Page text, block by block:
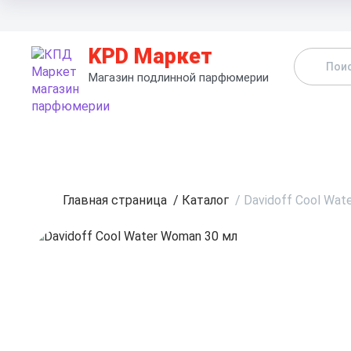
KPD Маркет
Магазин подлинной парфюмерии
Главная страница / Каталог / Davidoff Cool